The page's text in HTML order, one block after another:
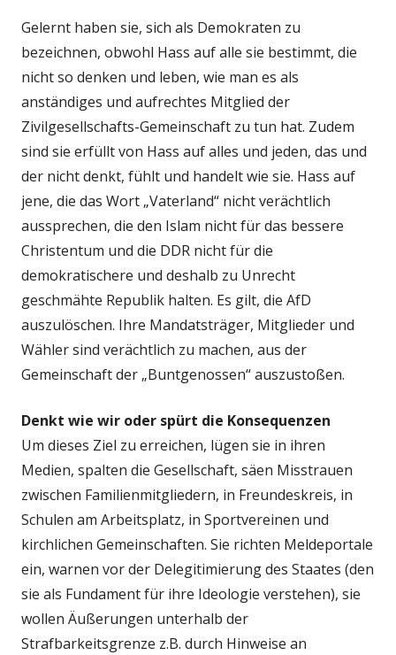
Gelernt haben sie, sich als Demokraten zu
bezeichnen, obwohl Hass auf alle sie bestimmt, die
nicht so denken und leben, wie man es als
anständiges und aufrechtes Mitglied der
Zivilgesellschafts-Gemeinschaft zu tun hat. Zudem
sind sie erfüllt von Hass auf alles und jeden, das und
der nicht denkt, fühlt und handelt wie sie. Hass auf
jene, die das Wort „Vaterland“ nicht verächtlich
aussprechen, die den Islam nicht für das bessere
Christentum und die DDR nicht für die
demokratischere und deshalb zu Unrecht
geschmähte Republik halten. Es gilt, die AfD
auszulöschen. Ihre Mandatsträger, Mitglieder und
Wähler sind verächtlich zu machen, aus der
Gemeinschaft der „Buntgenossen“ auszustoßen.
Denkt wie wir oder spürt die Konsequenzen
Um dieses Ziel zu erreichen, lügen sie in ihren
Medien, spalten die Gesellschaft, säen Misstrauen
zwischen Familienmitgliedern, in Freundeskreis, in
Schulen am Arbeitsplatz, in Sportvereinen und
kirchlichen Gemeinschaften. Sie richten Meldeportale
ein, warnen vor der Delegitimierung des Staates (den
sie als Fundament für ihre Ideologie verstehen), sie
wollen Äußerungen unterhalb der
Strafbarkeitsgrenze z.B. durch Hinweise an